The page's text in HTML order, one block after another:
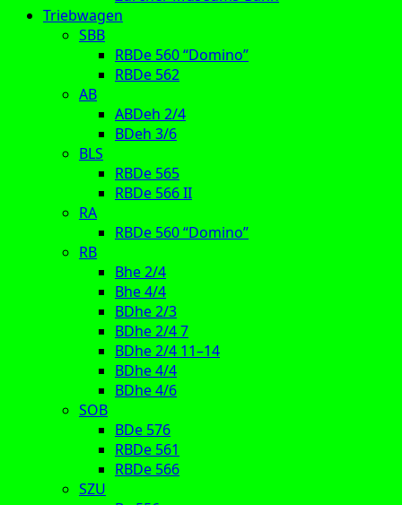
Triebwagen
SBB
RBDe 560 “Domino”
RBDe 562
AB
ABDeh 2/4
BDeh 3/6
BLS
RBDe 565
RBDe 566 II
RA
RBDe 560 “Domino”
RB
Bhe 2/4
Bhe 4/4
BDhe 2/3
BDhe 2/4 7
BDhe 2/4 11–14
BDhe 4/4
BDhe 4/6
SOB
BDe 576
RBDe 561
RBDe 566
SZU